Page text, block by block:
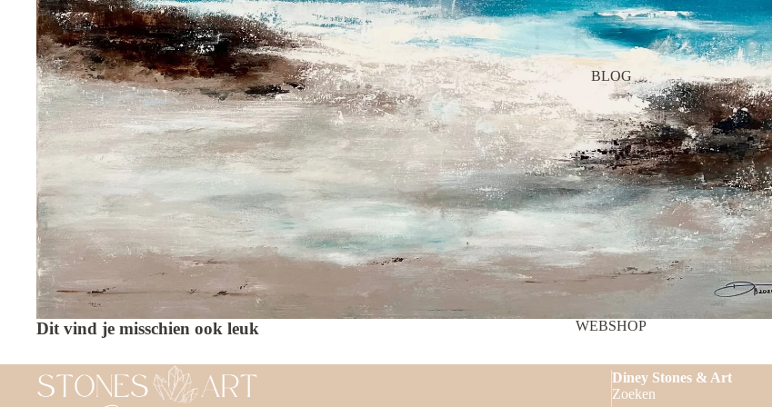
BLOG
WEBSHOP
Dit vind je misschien ook leuk
Diney Stones & Art
Zoeken
Privacybeleid
Verzendbeleid
Contactgegevens